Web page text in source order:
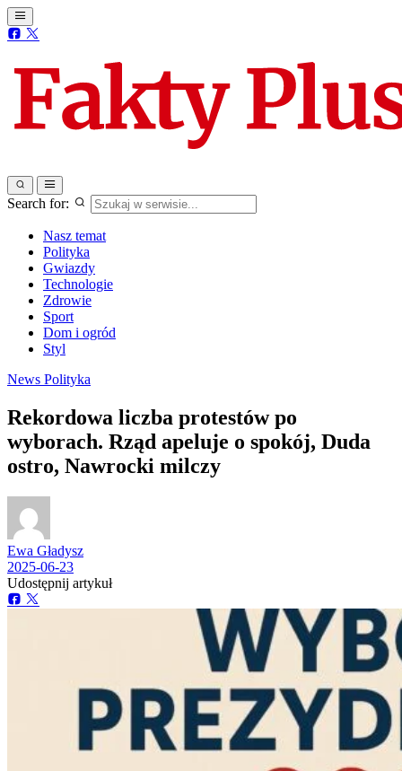
Search for:
Nasz temat
Polityka
Gwiazdy
Technologie
Zdrowie
Sport
Dom i ogród
Styl
News Polityka
Rekordowa liczba protestów po
wyborach. Rząd apeluje o spokój, Duda
ostro, Nawrocki milczy
Ewa Gładysz
2025-06-23
Udostępnij artykuł